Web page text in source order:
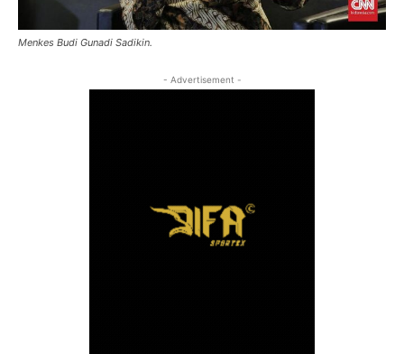
Menkes Budi Gunadi Sadikin.
- Advertisement -